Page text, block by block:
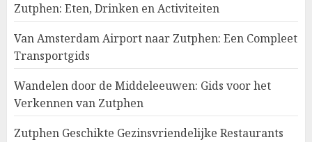
Zutphen: Eten, Drinken en Activiteiten
Van Amsterdam Airport naar Zutphen: Een Compleet
Transportgids
Wandelen door de Middeleeuwen: Gids voor het
Verkennen van Zutphen
Zutphen Geschikte Gezinsvriendelijke Restaurants